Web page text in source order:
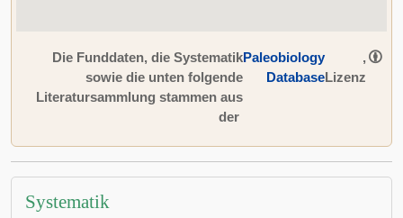
Die Funddaten, die Systematik
sowie die unten folgende
Literatursammlung stammen aus
der
Paleobiology
Database
,
Lizenz
Systematik